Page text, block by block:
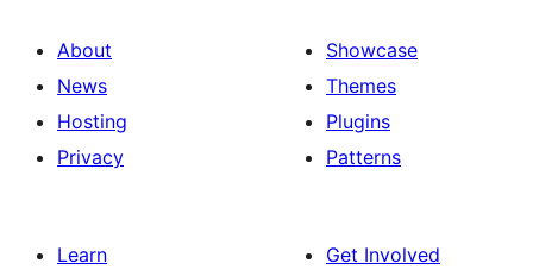
About
News
Hosting
Privacy
Showcase
Themes
Plugins
Patterns
Learn
Get Involved